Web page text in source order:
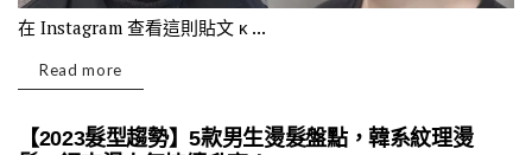
在 Instagram 查看這則貼文 ᴋ ...
Read more
【2023髮型趨勢】5款男生燙髮盤點，韓系紋理燙